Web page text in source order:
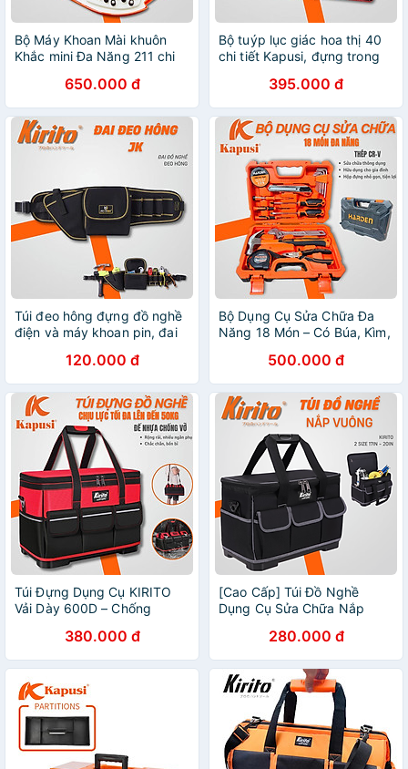
Bộ Máy Khoan Mài khuôn
Khắc mini Đa Năng 211 chi
650.000 đ
Bộ tuýp lục giác hoa thị 40
chi tiết Kapusi, đựng trong
EUROKING TOOLS
395.000 đ
Túi đeo hông đựng đồ nghề
điện và máy khoan pin, đai
120.000 đ
Bộ Dụng Cụ Sửa Chữa Đa
Năng 18 Món – Có Búa, Kìm,
Lục Giác, Băng Keo
500.000 đ
Túi Đựng Dụng Cụ KIRITO
Vải Dày 600D – Chống
Đồ Nghề Cơ Khí, Điện màu
đỏ
380.000 đ
[Cao Cấp] Túi Đồ Nghề
Dụng Cụ Sửa Chữa Nắp
Khóa màu đen xám KIRITO
280.000 đ